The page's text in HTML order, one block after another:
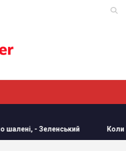
Коли Україна